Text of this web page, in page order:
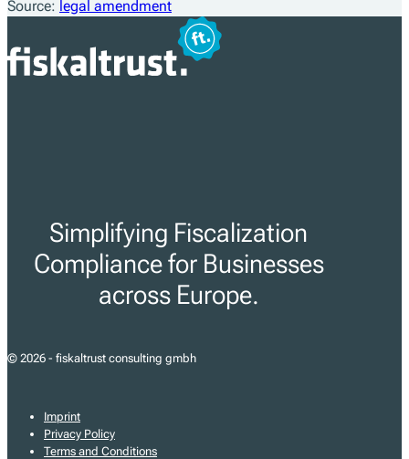
Source: legal amendment
Simplifying Fiscalization
Compliance for Businesses
across Europe.
© 2026 - fiskaltrust consulting gmbh
Imprint
Privacy Policy
Terms and Conditions